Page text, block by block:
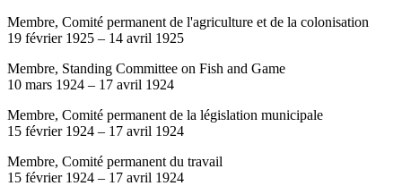
Membre, Comité permanent de l'agriculture et de la colonisation
19 février 1925 – 14 avril 1925
Membre, Standing Committee on Fish and Game
10 mars 1924 – 17 avril 1924
Membre, Comité permanent de la législation municipale
15 février 1924 – 17 avril 1924
Membre, Comité permanent du travail
15 février 1924 – 17 avril 1924